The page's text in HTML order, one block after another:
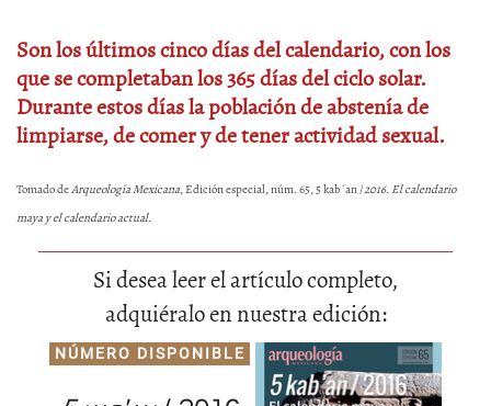
Son los últimos cinco días del calendario, con los
que se completaban los 365 días del ciclo solar.
Durante estos días la población de abstenía de
limpiarse, de comer y de tener actividad sexual.
Tomado deArqueología Mexicana, Edición especial, núm. 65, 5 kab´an /2016. El calendario
maya y el calendario actual.
Si desea leer el artículo completo,
adquiéralo en nuestra edición:
NÚMERO DISPONIBLE